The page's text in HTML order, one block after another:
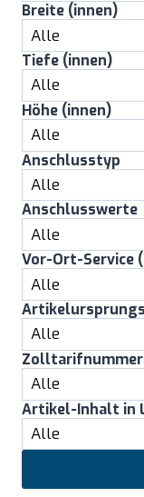
Breite (innen)
Tiefe (innen)
Höhe (innen)
Anschlusstyp
Anschlusswerte
Vor-Ort-Service
Zolltarifnummer
Artikel-Inhalt in